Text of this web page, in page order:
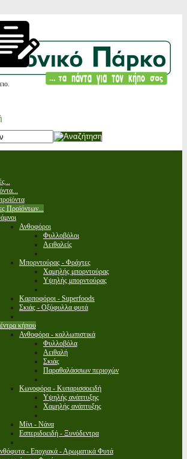
Προϊόντων...
Ανθοφόροι
Φυλλοβόλοι
Αειθαλείς
Μπορντούρας - Φράχτες
Χαμηλής μπορντούρας
Υψηλής μπορντούρας
Καρποφόροι - Superfoods
Σκιάς - Οξύφυλλα φυτά
κήπου
Ανθοφόρα - καλλωπιστικά
Φυλλοβόλα
Αειθαλή
Σκιάς
Παραθαλάσσιων περιοχών
Κωνοφόρα - Κυπαρισσοειδή
Υψηλής ανάπτυξης
Χαμηλής ανάπτυξης
Μίνι - Νάνα
Εσπεριδοειδή - Ξυνόδεντρα
- Εποχιακά - Αρωματικά Φυτά